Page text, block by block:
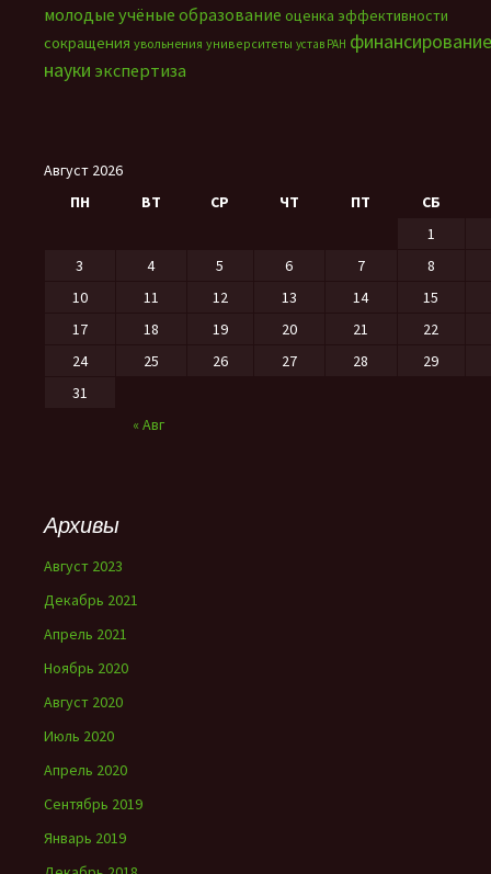
молодые учёные образование оценка эффективности
сокращения увольнения университеты устав РАН финансирование
науки экспертиза
Август 2026
ПН
ВТ СР ЧТ ПТ СБ
« Авг
1
3
4 5 6 7
8
10
11 12 13 14
15
17
18 19 20 21
22
24
25 26 27 28
29
31
Архивы
Август 2023
Декабрь 2021
Апрель 2021
Ноябрь 2020
Август 2020
Июль 2020
Апрель 2020
Сентябрь 2019
Январь 2019